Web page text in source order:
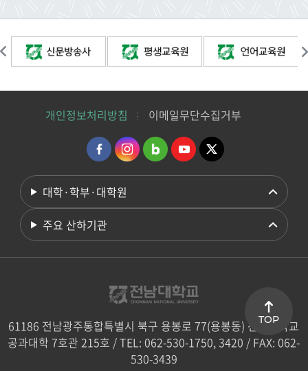
개인정보처리방침 이메일무단수집거부
대학·학부·대학원
주요 산하기관
61186 전남광주통합특별시 북구 용봉로 77(용봉동) 전남대학교
공과대학 7호관 215호 / TEL: 062-530-1750, 3420 / FAX: 062-
530-3439
TOP